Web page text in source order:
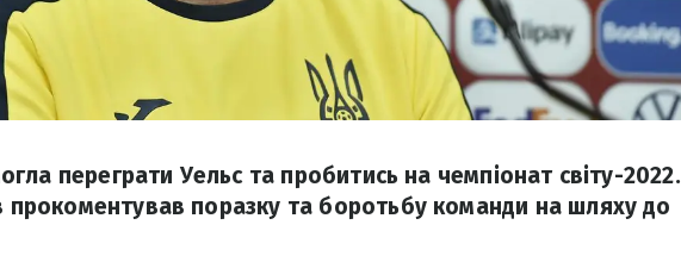
переграти Уельс та пробитись на чемпіонат світу-2022.
прокоментував поразку та боротьбу команди на шляху до